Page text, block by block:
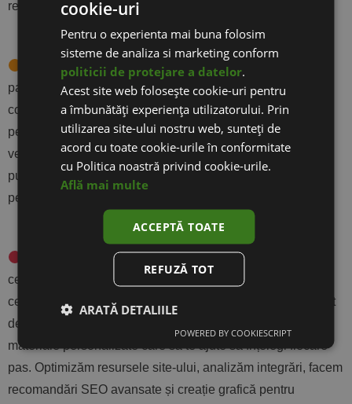
recomandări SEO de bază.
Mentenanța și suport Plus
– Include toate beneficiile
pachetului Start, dar cu suport prioritar și asistență mai
complexă. Putem face modificări mai avansate pe site,
personalizări HTML/CSS/PHP, configurări integrate și
verificări pentru promovare pe marketplace sau regii de
publicitate. Este ideal dacă vrei să ai mai mult control și
performanță pentru site-ul tău.
Mentenanța și suport Extra– Pachetul complet pentru
cei care vor siguranță maximă și suport rapid. Pe lângă tot
ce include pachetul Plus, vei beneficia de manager de cont
dedicat, intervenții urgente în afara orelor de program și
materiale personalizate care să te ajute să înțelegi fiecare
pas. Optimizăm resursele site-ului, analizăm integrări, facem
recomandări SEO avansate și creație grafică pentru
cookie-uri
Pentru o experienta mai buna folosim
sisteme de analiza si marketing conform
politicii de protejare a datelor.
Acest site web folosește cookie-uri pentru
a îmbunătăți experiența utilizatorului. Prin
utilizarea site-ului nostru web, sunteți de
acord cu toate cookie-urile în conformitate
cu Politica noastră privind cookie-urile.
Află mai multe
ACCEPTĂ TOATE
REFUZĂ TOT
ARATĂ DETALIILE
POWERED BY COOKIESCRIPT